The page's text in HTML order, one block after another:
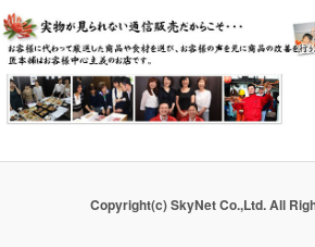
ー
カ
イ
ブ
Copyright(c) SkyNet Co.,Ltd. All